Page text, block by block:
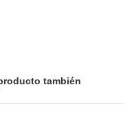
también